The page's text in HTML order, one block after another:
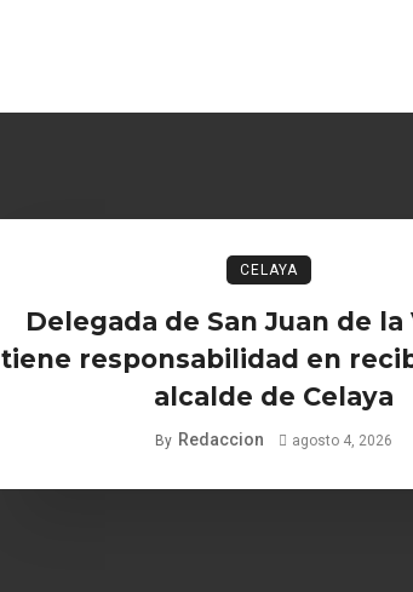
CELAYA
Delegada de San Juan de la
tiene responsabilidad en
alcalde de Celaya
By Redaccion agosto 4, 2026